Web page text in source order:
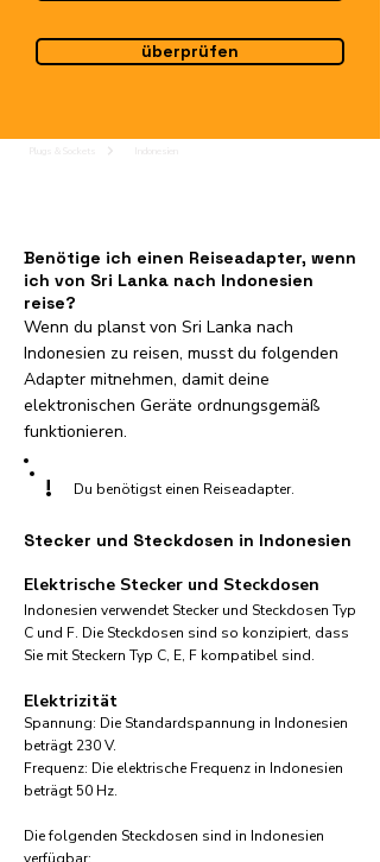
überprüfen
Benötige ich einen Reiseadapter, wenn
ich von Sri Lanka nach Indonesien
reise?
Wenn du planst von Sri Lanka nach
Indonesien zu reisen, musst du folgenden
Adapter mitnehmen, damit deine
elektronischen Geräte ordnungsgemäß
funktionieren.
! Du benötigst einen Reiseadapter.
Stecker und Steckdosen in Indonesien
Elektrische Stecker und Steckdosen
Indonesien verwendet Stecker und Steckdosen Typ
C und F. Die Steckdosen sind so konzipiert, dass
Sie mit Steckern Typ C, E, F kompatibel sind.
Elektrizität
Spannung: Die Standardspannung in Indonesien
beträgt 230 V.
Frequenz: Die elektrische Frequenz in Indonesien
beträgt 50 Hz.
Die folgenden Steckdosen sind in Indonesien